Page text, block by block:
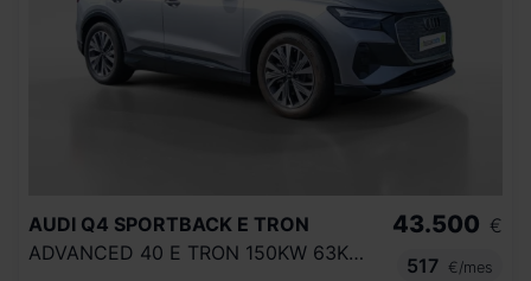
AUDI Q4 SPORTBACK E TRON
ADVANCED 40 E TRON 150KW 63KWH
43.500 €
517
€/mes